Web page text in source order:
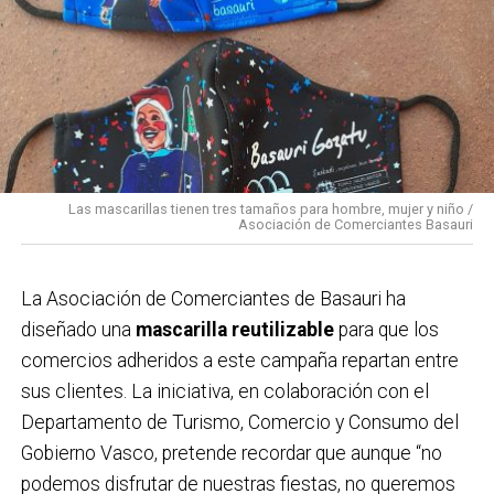
12:00 Pasacalles con Danbolin Txistulari Elkartea.
12:00 Txanpi solidario en la carpa de Solobarria a favor
de Paula Rodríguez.
14:00 Karparamartxo en la carpa de Solobarria para las
cuadrillas.
15:00 Concurso de cabezones en la carpa de
Solobarria.
16:30 Concurso de cuajadas en la carpa de Solobarria.
Solobarria para las cuadrillas.
17:30 XV Campeonato intercuadrillas de lanzamiento
de Abarka en la carpa.
18:00 Espectáculo infantil a cargo de Partyman
Skywalker en la plaza San Isidro .
18:30 VII Campeonato de pelota rápida en los
Las mascarillas tienen tres tamaños para hombre, mujer y niño /
Asociación de Comerciantes Basauri
La Asociación de Comerciantes de Basauri ha
diseñado una mascarilla reutilizablepara que los
comercios adheridos a este campaña repartan entre
sus clientes. La iniciativa, en colaboración con el
Departamento de Turismo, Comercio y Consumo del
Gobierno Vasco, pretende recordar que aunque “no
podemos disfrutar de nuestras fiestas, no queremos